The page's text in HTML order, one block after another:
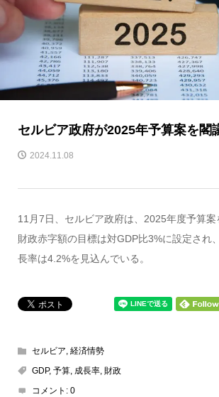
セルビア政府が2025年予算案を閣
2024.11.08
11月7日、セルビア政府は、2025年度予算案
財政赤字額の目標は対GDP比3%に設定され
長率は4.2%を見込んでいる。
セルビア, 経済情勢
GDP, 予算, 成長率, 財政
コメント: 0